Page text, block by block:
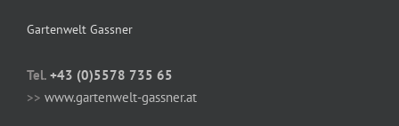
Gartenwelt Gassner
Tel. +43 (0)5578 735 65
>> www.gartenwelt-gassner.at